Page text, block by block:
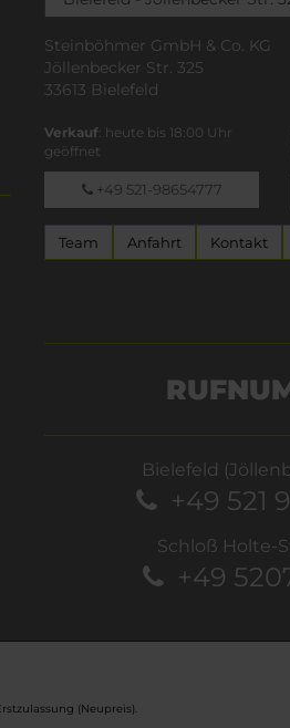
Steinböhmer GmbH & Co. KG
Jöllenbecker Str. 325
33613 Bielefeld
Verkauf: heute bis 18:00 Uhr
geöffnet
+49 521-98654777
Team Anfahrt Kontakt
Bielefeld
+49 521
Schloß Holte-
+49
(Neupreis).